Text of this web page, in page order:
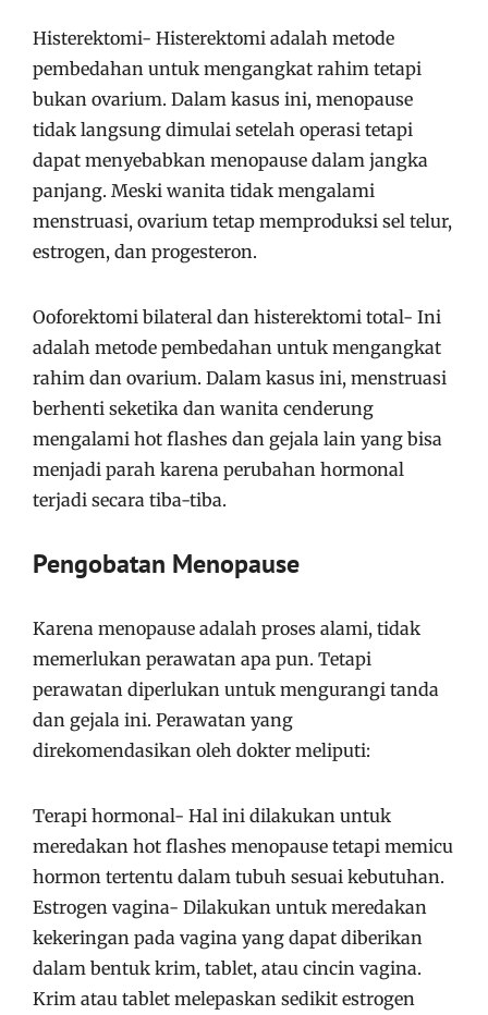
Histerektomi- Histerektomi adalah metode
pembedahan untuk mengangkat rahim tetapi
bukan ovarium. Dalam kasus ini, menopause
tidak langsung dimulai setelah operasi tetapi
dapat menyebabkan menopause dalam jangka
panjang. Meski wanita tidak mengalami
menstruasi, ovarium tetap memproduksi sel telur,
estrogen, dan progesteron.
Ooforektomi bilateral dan histerektomi total- Ini
adalah metode pembedahan untuk mengangkat
rahim dan ovarium. Dalam kasus ini, menstruasi
berhenti seketika dan wanita cenderung
mengalami hot flashes dan gejala lain yang bisa
menjadi parah karena perubahan hormonal
terjadi secara tiba-tiba.
Pengobatan Menopause
Karena menopause adalah proses alami, tidak
memerlukan perawatan apa pun. Tetapi
perawatan diperlukan untuk mengurangi tanda
dan gejala ini. Perawatan yang
direkomendasikan oleh dokter meliputi:
Terapi hormonal- Hal ini dilakukan untuk
meredakan hot flashes menopause tetapi memicu
hormon tertentu dalam tubuh sesuai kebutuhan.
Estrogen vagina- Dilakukan untuk meredakan
kekeringan pada vagina yang dapat diberikan
dalam bentuk krim, tablet, atau cincin vagina.
Krim atau tablet melepaskan sedikit estrogen